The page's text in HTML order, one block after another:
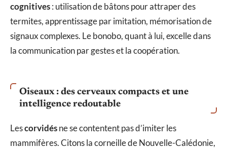
cognitives: utilisation de bâtons pour attraper des
termites, apprentissage par imitation, mémorisation de
signaux complexes. Le bonobo, quant à lui, excelle dans
la communication par gestes et la coopération.
Oiseaux : des cerveaux compacts et une
intelligence redoutable
Lescorvidésne se contentent pas d’imiter les
mammifères. Citons la corneille de Nouvelle-Calédonie,